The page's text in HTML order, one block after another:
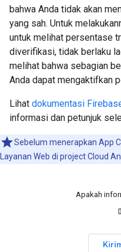
bahwa Anda tidak akan
yang sah. Untuk
untuk melihat persentase
diverifikasi, tidak berlaku
melihat bahwa sebagian
Anda dapat mengaktifkan
Lihat dokumentasi
informasi dan petunjuk
Sebelum menerapkan App
Layanan Web di project Cloud
Apakah